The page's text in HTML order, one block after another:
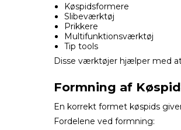
Køspidsformere
Slibeværktøj
Prikkere
Multifunktionsværktøj
Tip tools
Disse værktøjer hjælper med
Formning af
En korrekt formet køspids
Fordelene ved formning: